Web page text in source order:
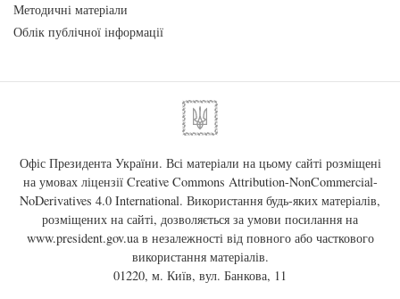
Методичні матеріали
Облік публічної інформації
Офіс Президента України. Всі матеріали на цьому сайті розміщені
на умовах ліцензії Creative Commons Attribution-NonCommercial-
NoDerivatives 4.0 International. Використання будь-яких матеріалів,
розміщених на сайті, дозволяється за умови посилання на
www.president.gov.uaв незалежності від повного або часткового
використання матеріалів.
01220, м. Київ, вул. Банкова, 11